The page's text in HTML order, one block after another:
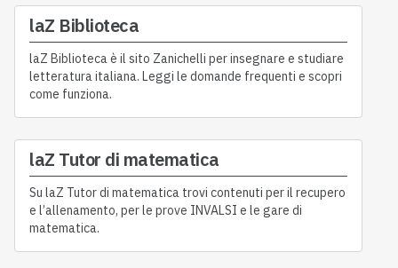
laZ Biblioteca
laZ Biblioteca è il sito Zanichelli per insegnare e studiare
letteratura italiana. Leggi le domande frequenti e scopri
come funziona.
laZ Tutor di matematica
Su laZ Tutor di matematica trovi contenuti per il recupero
e l’allenamento, per le prove INVALSI e le gare di
matematica.